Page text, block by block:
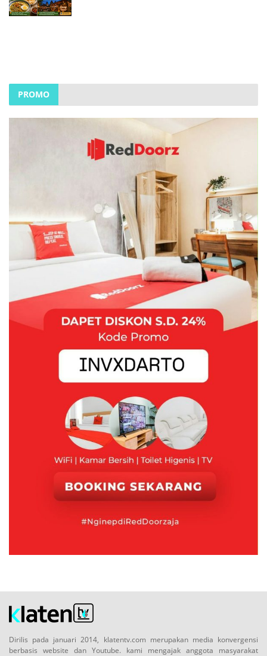
PROMO
Dirilis pada januari 2014, klatentv.com merupakan media konvergensi
berbasis website dan Youtube. kami mengajak anggota masyarakat